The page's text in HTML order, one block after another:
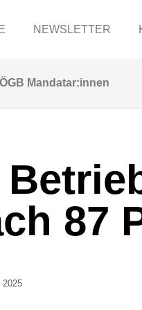
NEWSLETTER
ÖGB Mandatar:innen
87
2025